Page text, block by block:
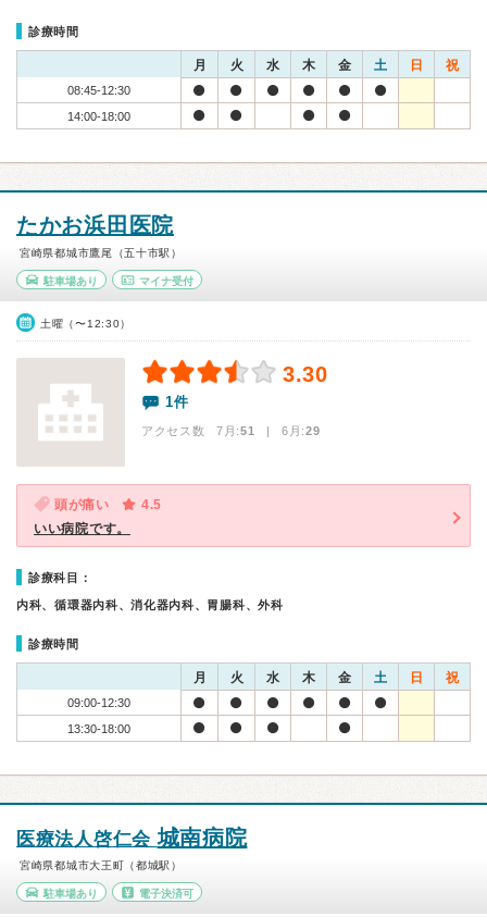
診療時間
月 火 水 木 金 土 日 祝
08:45-12:30
14:00-18:00
たかお浜田医院
宮崎県都城市鷹尾（五十市駅）
駐車場あり マイナ受付
土曜（〜12:30）
3.30
1件
アクセス数 7月:51 | 6月:29
頭が痛い
4.5
いい病院です。
診療科目：
内科、循環器内科、消化器内科、胃腸科、外科
診療時間
月 火 水 木 金 土 日 祝
09:00-12:30
13:30-18:00
医療法人啓仁会城南病院
宮崎県都城市大王町（都城駅）
駐車場あり 電子決済可